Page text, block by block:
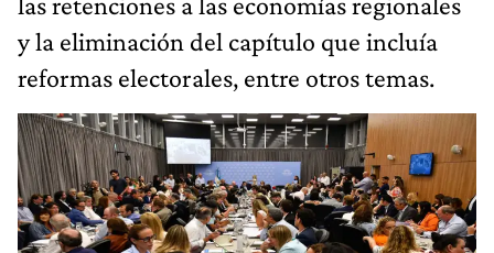
y la eliminación del capítulo que incluía
reformas electorales, entre otros temas.